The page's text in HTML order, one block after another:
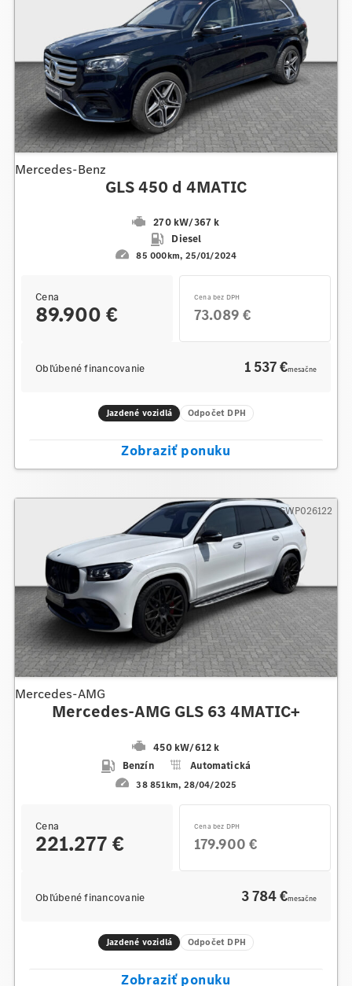
Mercedes-Benz
GLS 450 d 4MATIC
270 kW/367 k
Diesel
85 000km 25/01/2024
Cena
89.900 €
Cena bez DPH
73.089 €
Obľúbené financovanie 1 537 €mesačne
Jazdené vozidlá Odpočet DPH
Zobraziť ponuku
Mercedes-AMG
Mercedes-AMG GLS 63 4MATIC+
450 kW/612 k
Benzín
Automatická
38 851km 28/04/2025
GWP026122
Cena
221.277 €
Cena bez DPH
179.900 €
Obľúbené financovanie 3 784 €mesačne
Jazdené vozidlá Odpočet DPH
Zobraziť ponuku